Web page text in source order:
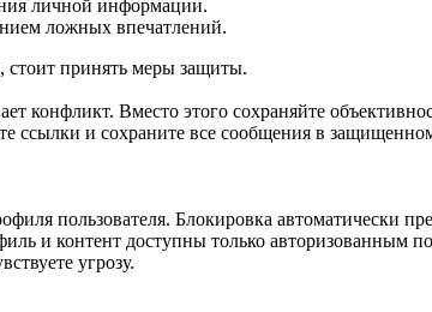
личной информации.
ложных впечатлений.
стоит принять меры защиты.
конфликт. Вместо этого сохраняйте
ссылки и сохраните все сообщения в
пользователя. Блокировка автоматически
и контент доступны только авторизованным
угрозу.